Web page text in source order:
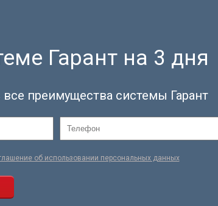
Гарант на 3 дня
преимущества системы Гарант
об использовании персональных данных